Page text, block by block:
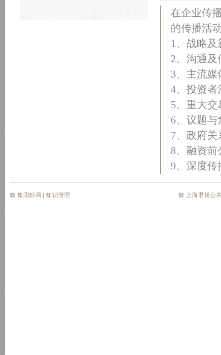
在企业传
的传播活
1、战略
2、沟通
3、主流
4、投资者
5、重大
6、议题
7、政府关
8、融资前
9、深度传
集团邮局 | 知识管理 上海君策公